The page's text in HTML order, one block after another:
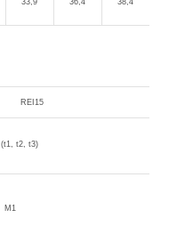
REI15
(t1, t2, t3)
М1